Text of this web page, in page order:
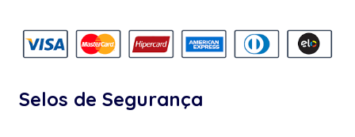
Selos de Segurança